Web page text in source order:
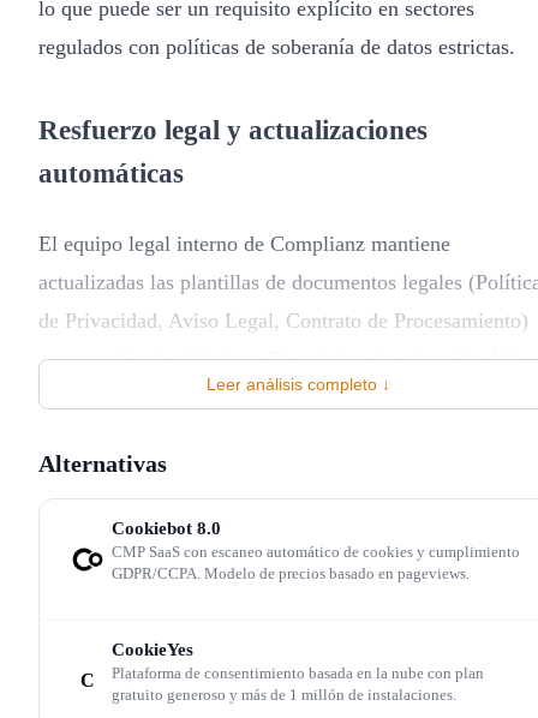
lo que puede ser un requisito explícito en sectores
regulados con políticas de soberanía de datos estrictas.
Resfuerzo legal y actualizaciones
automáticas
El equipo legal interno de Complianz mantiene
actualizadas las plantillas de documentos legales
de Privacidad, Aviso Legal, Contrato de Procesamiento)
ante cambios legislativos. En práctica, la adopción del
documento actualizado requiere una acción manual del
Comparativa de coste frente a
La licencia Personal (59 $/año) supone un coste 6x
dominio. Para agencias web españolas que gestionan
5 y 25 sitios WordPress, el apalancamiento del plan
Leer análisis completo ↓
Alternativas
Cookiebot 8.0
CMP SaaS con escaneo automático de cookies y cumplimiento
GDPR/CCPA. Modelo de precios basado en pageviews.
C
CookieYes
Plataforma de consentimiento basada en la nube con plan
gratuito generoso y más de 1 millón de instalaciones.